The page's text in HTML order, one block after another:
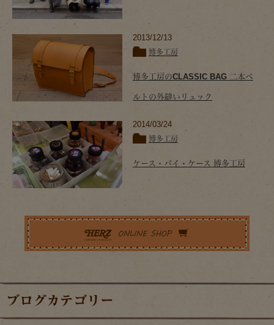
2013/12/13
博多工房
博多工房のCLASSIC BAG 二本ベ
ルトの外縫いリュック
2014/03/24
博多工房
ケース・バイ・ケース 博多工房
ブログカテゴリー